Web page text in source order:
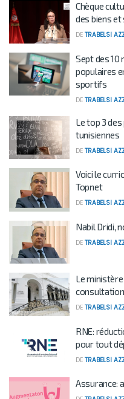
Chèque
des biens et
DE TRABELSI
Sept des 10
populaires
sportifs
DE TRABELSI
Le top 3
tunisiennes
DE TRABELSI
Voici le
Topnet
DE TRABELSI
Nabil Dridi,
DE TRABELSI
Le
DE TRABELSI
RNE:
pour tout
DE TRABELSI
Assurance: